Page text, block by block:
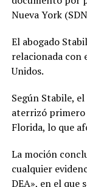
Nueva York
El abogado
relacionada con
Unidos.
Según Stabile,
aterrizó primero
Florida, lo que
La moción
cualquier
DEA», en el que